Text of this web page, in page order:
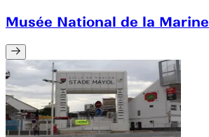
Musée National de la Marine